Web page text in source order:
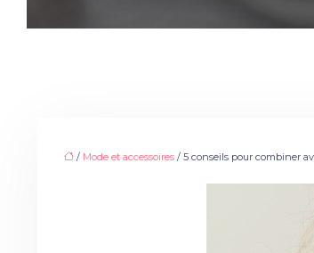
/ Mode et accessoires / 5 conseils pour combiner